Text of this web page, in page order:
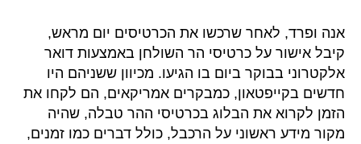
אנה ופרד, לאחר שרכשו את הכרטיסים יום מראש,
קיבל אישור על כרטיסי הר השולחן באמצעות דואר
אלקטרוני בבוקר ביום בו הגיעו. מכיוון ששניהם היו
חדשים בקייפטאון, כמבקרים אמריקאים, הם לקחו את
הזמן לקרוא את הבלוג בכרטיסי ההר טבלה, שהיה
מקור מידע ראשוני על הרכבל, כולל דברים כמו זמנים,